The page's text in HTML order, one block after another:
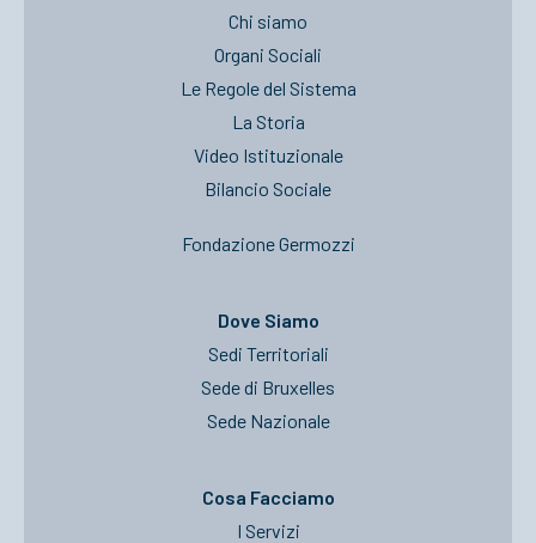
Chi siamo
Organi Sociali
Le Regole del Sistema
La Storia
Video Istituzionale
Bilancio Sociale
Fondazione Germozzi
Dove Siamo
Sedi Territoriali
Sede di Bruxelles
Sede Nazionale
Cosa Facciamo
I Servizi